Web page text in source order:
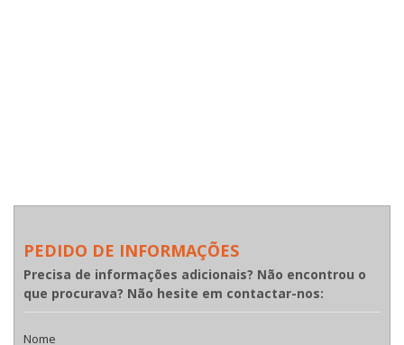
PEDIDO DE INFORMAÇÕES
Precisa de informações adicionais? Não encontrou o
que procurava? Não hesite em contactar-nos:
Nome